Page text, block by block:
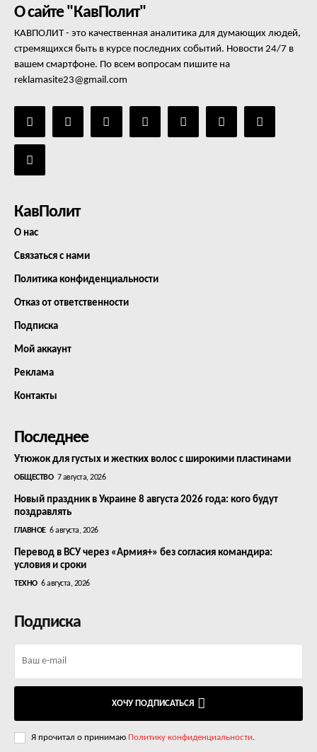
О сайте "КавПолит"
КАВПОЛИТ - это качественная аналитика для думающих людей,
стремящихся быть в курсе последних событий. Новости 24/7 в
вашем смартфоне. По всем вопросам пишите на
reklamasite23@gmail.com
КавПолит
О нас
Связаться с нами
Политика конфиденциальности
Отказ от ответственности
Подписка
Мой аккаунт
Реклама
Контакты
Последнее
Утюжок для густых и жестких волос с широкими пластинами
ОБЩЕСТВО 7 августа, 2026
Новый праздник в Украине 8 августа 2026 года: кого будут
поздравлять
ГЛАВНОЕ 6 августа, 2026
Перевод в ВСУ через «Армия+» без согласия командира:
условия и сроки
ТЕХНО 6 августа, 2026
Подписка
ХОЧУ ПОДПИСАТЬСЯ
Я прочитал о принимаю Политику конфиденциальности.